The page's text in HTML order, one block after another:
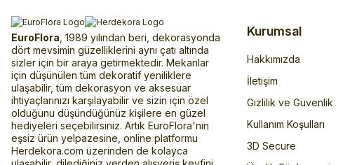
EuroFlora , 1989 yılından beri, dekorasyonda
dört mevsimin güzelliklerini aynı çatı altında
sizler için bir araya getirmektedir. Mekanlar
için düşünülen tüm dekoratif yeniliklere
ulaşabilir, tüm dekorasyon ve aksesuar
ihtiyaçlarınızı karşılayabilir ve sizin için özel
olduğunu düşündüğünüz kişilere en güzel
hediyeleri seçebilirsiniz. Artık EuroFlora'nın
eşsiz ürün yelpazesine, online platformu
Herdekora.com üzerinden de kolayca
Kurumsal
Hakkımızda
İletişim
Gizlilik ve Güvenlik
Kullanım Koşulları
3D Secure